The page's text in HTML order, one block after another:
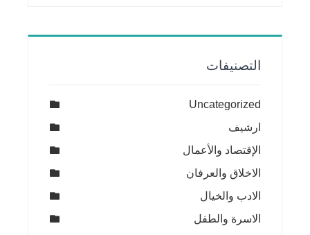
التصنيفات
Uncategorized
ارشيف
الإقتصاد والأعمال
الاخلاق والعرفان
الادب والخيال
الاسرة والطفل